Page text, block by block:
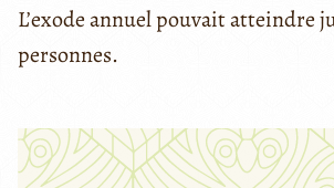
L’exode annuel pouvait atteindre
personnes.